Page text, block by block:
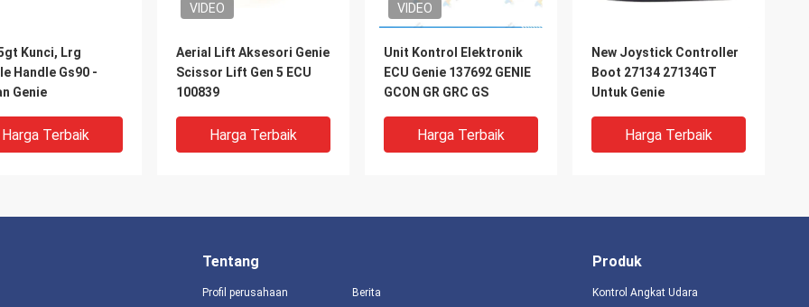
Kunci, Lrg
Handle Gs90 -
Genie
Harga Terbaik
VIDEO
Aerial Lift Aksesori Genie
Scissor Lift Gen 5 ECU
100839
Harga Terbaik
VIDEO
Unit Kontrol Elektronik
ECU Genie 137692 GENIE
GCON GR GRC GS
Harga Terbaik
New Joystick Controller
Boot 27134 27134GT
Untuk Genie
Harga Terbaik
Tentang
Profil perusahaan Berita
Produk
Kontrol Angkat Udara